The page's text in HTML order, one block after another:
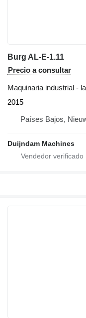
Burg AL-E-1.11
Precio a consultar
Maquinaria industrial -
2015
Países Bajos,
Duijndam Machines